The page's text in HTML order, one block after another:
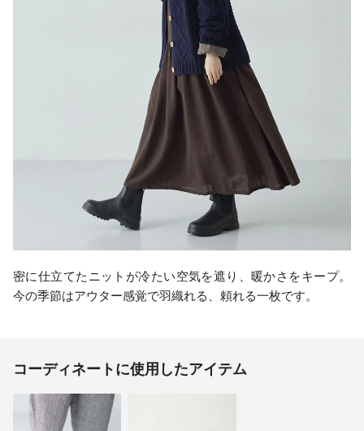
密に仕立てたニットが冷たい空気を遮り、暖かさをキープ。
今の季節はアウター感覚で羽織れる、頼れる一枚です。
コーディネートに使用したアイテム